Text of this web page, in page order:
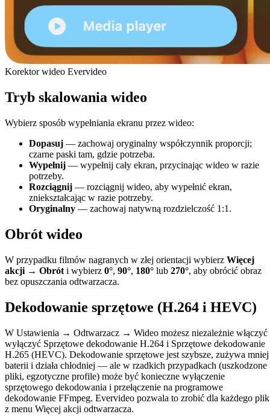
Korektor wideo Evervideo
Tryb skalowania wideo
Wybierz sposób wypełniania ekranu przez wideo:
Dopasuj — zachowaj oryginalny współczynnik proporcji;
czarne paski tam, gdzie potrzeba.
Wypełnij — wypełnij cały ekran, przycinając wideo w razie
potrzeby.
Rozciągnij — rozciągnij wideo, aby wypełnić ekran,
zniekształcając w razie potrzeby.
Oryginalny — zachowaj natywną rozdzielczość 1:1.
Obrót wideo
W przypadku filmów nagranych w złej orientacji wybierz Więcej
akcji → Obrót i wybierz 0°, 90°, 180° lub 270°, aby obrócić obraz
bez opuszczania odtwarzacza.
Dekodowanie sprzętowe (H.264 i HEVC)
W Ustawienia → Odtwarzacz → Wideo możesz niezależnie włączyć
wyłączyć Sprzętowe dekodowanie H.264 i Sprzętowe dekodowanie
H.265 (HEVC). Dekodowanie sprzętowe jest szybsze, zużywa mniej
baterii i działa chłodniej — ale w rzadkich przypadkach (uszkodzone
pliki, egzotyczne profile) może być konieczne wyłączenie
sprzętowego dekodowania i przełączenie na programowe
dekodowanie FFmpeg. Evervideo pozwala to zrobić dla każdego
z menu Więcej akcji odtwarzacza.